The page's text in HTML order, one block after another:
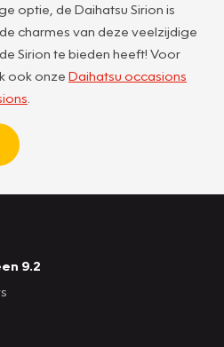
optie, de Daihatsu Sirion is
charmes van deze veelzijdige
Sirion te bieden heeft! Voor
ook onze Daihatsu occasions
9.2